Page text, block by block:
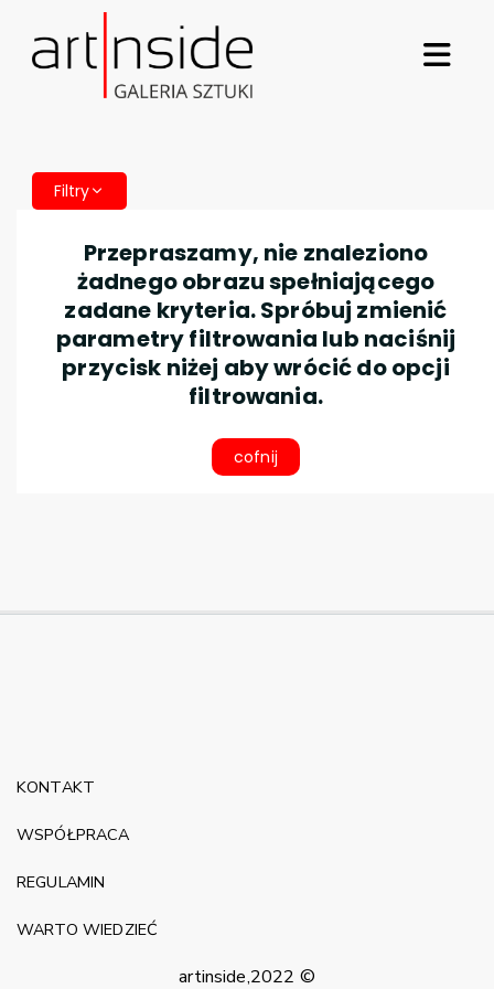
Filtry
Przepraszamy, nie znaleziono
żadnego obrazu spełniającego
zadane kryteria. Spróbuj zmienić
parametry filtrowania lub naciśnij
przycisk niżej aby wrócić do opcji
filtrowania.
cofnij
artinside,2022 ©
KONTAKT
WSPÓŁPRACA
REGULAMIN
WARTO WIEDZIEĆ